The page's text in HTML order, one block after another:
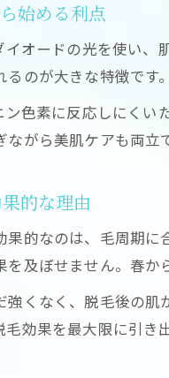
始める利点
イオードの光を使い
のが大きな特徴です
色素に反応しにく
がら美肌ケアも両立
的な理由
的なのは、毛周期
及ぼせません。春か
強くなく、脱毛後の
効果を最大限に引き